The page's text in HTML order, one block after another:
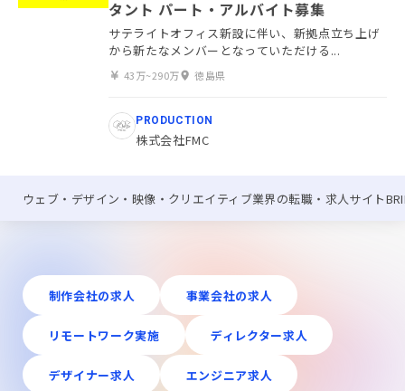
タント パート・アルバイト募集
サテライトオフィス新設に伴い、新拠点立ち上げ
から新たなメンバーとなっていただける...
43万~290万 徳島県
PRODUCTION
株式会社FMC
ウェブ・デザイン・映像・クリエイティブ業界の転職・求人サイト
制作会社の求人 事業会社の求人
リモートワーク実施 ディレクター求人
デザイナー求人 エンジニア求人